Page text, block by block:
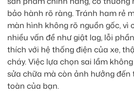
bảo hành rõ ràng. Tránh ham rẻ
màn hình không rõ nguồn gốc, vì
nhiều vấn đề như giật lag, lỗi
thích với hệ thống điện của xe,
cháy. Việc lựa chọn sai lầm
sửa chữa mà còn ảnh hưởng đến
toàn của bạn.